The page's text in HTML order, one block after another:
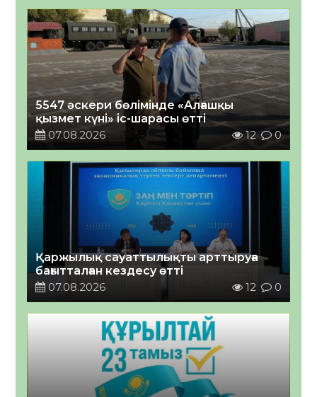
5547 әскери бөлімінде «Алғашқы
қызмет күні» іс-шарасы өтті
07.08.2026
12 0
Қаржылық сауаттылықты арттыруға
бағытталған кездесу өтті
07.08.2026
12 0